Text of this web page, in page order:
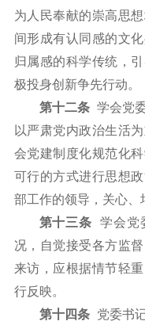
为人民奉献的崇高思
间形成有认同感的文
归属感的科学传统，
极投身创新争先行动。
第十二条 学会党
以严肃党内政治生活
会党建制度化规范化
可行的方式进行思想
部工作的领导，关心、
第十三条 学会党
况，自觉接受各方监
来访，应根据情节轻
行反映。
第十四条 党委书